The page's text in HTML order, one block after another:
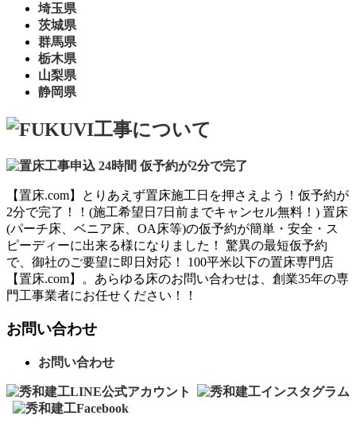
埼玉県
茨城県
群馬県
栃木県
山梨県
静岡県
【置床.com】とりあえず置床施工日を押さえよう！仮予約が
2分で完了！！(施工希望日7日前までキャンセル無料！) 置床
(パーチ床、ベニア床、OA床等)の仮予約が簡単・安全・ス
ピーディーに出来る様になりました！ 驚異の最短仮予約
で、御社のご要望に即日対応！ 100平米以下の置床専門店
【置床.com】。あらゆる床のお問い合わせは、創業35年の専
門工事業者にお任せください！！
お問い合わせ
お問い合わせ